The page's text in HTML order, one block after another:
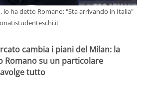
lo ha detto Romano: "Sta arrivando in Italia"
cambia i piani del Milan: la
Romano su un particolare
tutto